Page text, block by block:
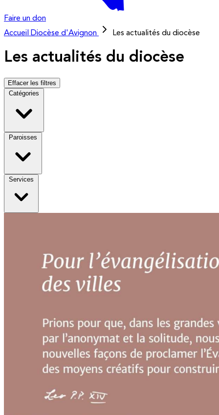
Faire un don
Accueil
Diocèse d'Avignon Les actualités du diocèse
Les actualités du diocèse
Effacer les filtres
Catégories
Paroisses
Services